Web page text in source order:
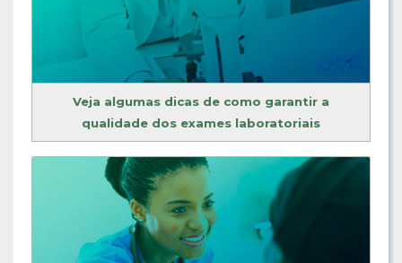
Veja algumas dicas de como garantir a
qualidade dos exames laboratoriais